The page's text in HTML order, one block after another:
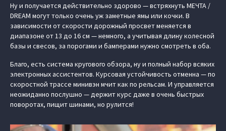
Ну и получается действительно здорово — встряхнуть МЕЧТА /
DREAM могут только очень уж заметные ямы или кочки. В
зависимости от скорости дорожный просвет меняется в
диапазоне от 13 до 16 см — немного, а учитывая длину колесной
базы и свесов, за порогами и бамперами нужно смотреть в оба.
Благо, есть система кругового обзора, ну и полный набор всяких
электронных ассистентов. Курсовая устойчивость отменна — по
скоростной трассе минивэн мчит как по рельсам. И управляется
неожиданно послушно — держит курс даже в очень быстрых
поворотах, пищит шинами, но рулится!